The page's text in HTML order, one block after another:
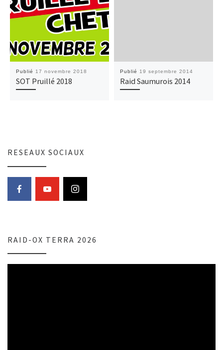
Publié 17 novembre 2018
SOT Pruillé 2018
Publié 19 septembre 2014
Raid Saumurois 2014
RESEAUX SOCIAUX
RAID-OX TERRA 2026